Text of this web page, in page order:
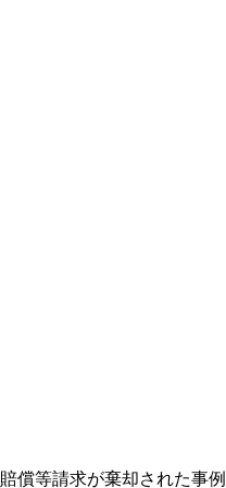
償等請求が棄却された事例